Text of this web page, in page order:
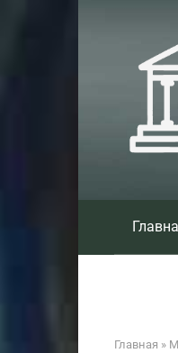
Главная »